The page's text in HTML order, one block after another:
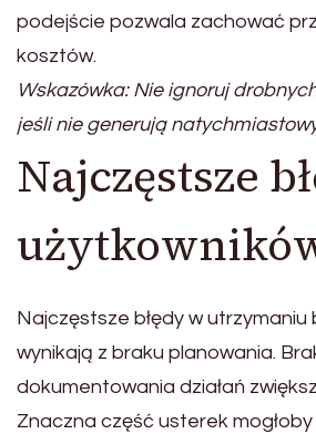
podejście pozwala zachować
kosztów.
Wskazówka: Nie ignoruj
jeśli nie generują
Najczęstsze
Najczęstsze błędy w utrzymaniu
wynikają z braku planowania.
dokumentowania działań
Znaczna część usterek